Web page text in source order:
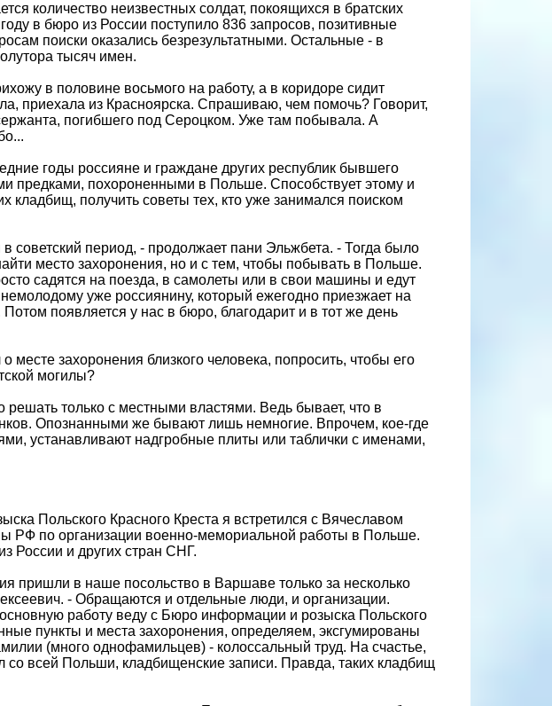
количество неизвестных солдат, покоящихся в братских
в бюро из России поступило 836 запросов, позитивные
поиски оказались безрезультатными. Остальные - в
тысяч имен.
в половине восьмого на работу, а в коридоре сидит
приехала из Красноярска. Спрашиваю, чем помочь? Говорит,
погибшего под Сероцком. Уже там побывала. А
годы россияне и граждане других республик бывшего
предками, похороненными в Польше. Способствует этому и
кладбищ, получить советы тех, кто уже занимался поиском
советский период, - продолжает пани Эльжбета. - Тогда было
место захоронения, но и с тем, чтобы побывать в Польше.
садятся на поезда, в самолеты или в свои машины и едут
уже россиянину, который ежегодно приезжает на
появляется у нас в бюро, благодарит и в тот же день
месте захоронения близкого человека, попросить, чтобы его
могилы?
только с местными властями. Ведь бывает, что в
Опознанными же бывают лишь немногие. Впрочем, кое-где
устанавливают надгробные плиты или таблички с именами,
Польского Красного Креста я встретился с Вячеславом
РФ по организации военно-мемориальной работы в Польше.
России и других стран СНГ.
пришли в наше посольство в Варшаве только за несколько
- Обращаются и отдельные люди, и организации.
работу веду с Бюро информации и розыска Польского
пункты и места захоронения, определяем, эксгумированы
(много однофамильцев) - колоссальный труд. На счастье,
всей Польши, кладбищенские записи. Правда, таких кладбищ